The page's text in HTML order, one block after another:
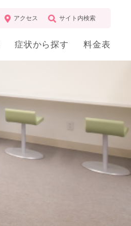
アクセス サイト内検索
症状から探す 料金表